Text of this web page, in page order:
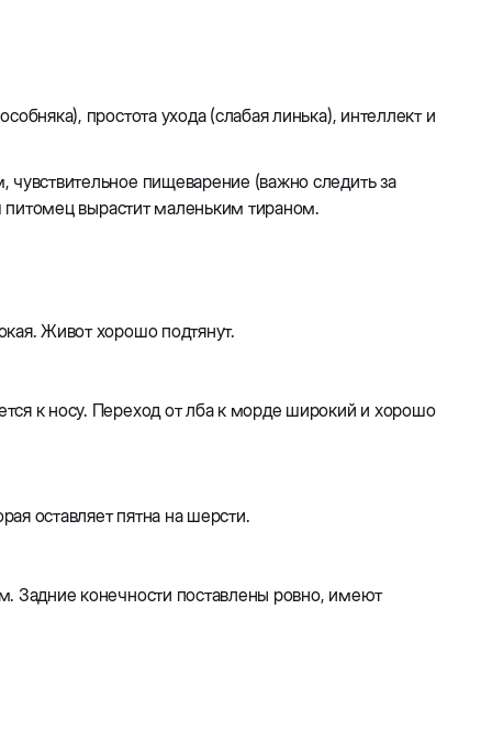
простота ухода (слабая линька), интеллект и
пищеварение (важно следить за
питомец вырастит маленьким тираном.
Живот хорошо подтянут.
к носу. Переход от лба к морде широкий и хорошо
оставляет пятна на шерсти.
Задние конечности поставлены ровно, имеют